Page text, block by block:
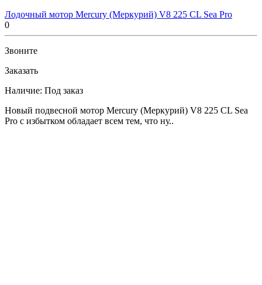
Лодочный мотор Mercury (Меркурий) V8 225 CL Sea Pro
0
Звоните
Заказать
Наличие: Под заказ
Новый подвесной мотор Mercury (Меркурий) V8 225 CL Sea
Pro с избытком обладает всем тем, что ну..